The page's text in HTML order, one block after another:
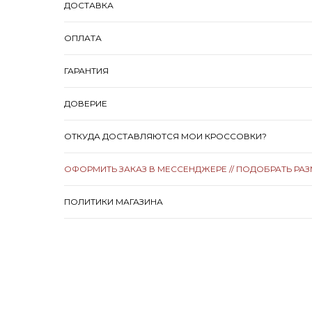
ДОСТАВКА
ОПЛАТА
ГАРАНТИЯ
ДОВЕРИЕ
ОТКУДА ДОСТАВЛЯЮТСЯ МОИ КРОССОВКИ?
ОФОРМИТЬ ЗАКАЗ В МЕССЕНДЖЕРЕ // ПОДОБРАТЬ
ПОЛИТИКИ МАГАЗИНА